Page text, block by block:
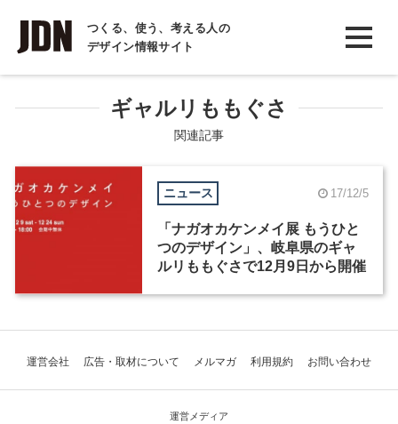
つくる、使う、考える人の
デザイン情報サイト
INTERVIEW
インタビュー
REPORT
COLUMN
コラム
ギャルリももぐさ
関連記事
ニュース 17/12/5
「ナガオカケンメイ展 もうひと
つのデザイン」、岐阜県のギャ
ルリももぐさで12月9日から開催
運営会社 広告・取材について メルマガ 利用規約 お問い合わせ
運営メディア